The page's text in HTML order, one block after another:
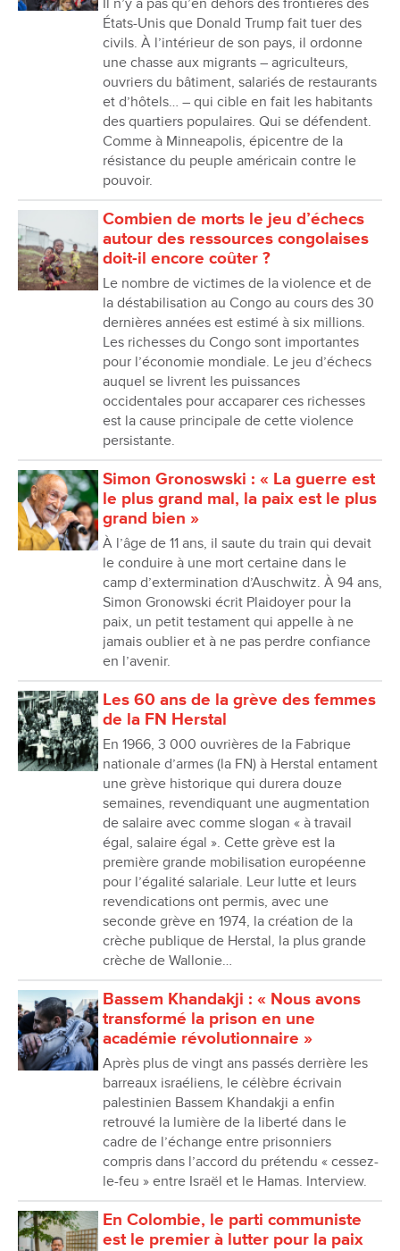
États-Unis que Donald Trump fait tuer des
civils. À l’intérieur de son pays, il ordonne
une chasse aux migrants – agriculteurs,
ouvriers du bâtiment, salariés de restaurants
et d’hôtels… – qui cible en fait les habitants
des quartiers populaires. Qui se défendent.
Comme à Minneapolis, épicentre de la
résistance du peuple américain contre le
pouvoir.
Combien de morts le jeu d’échecs
autour des ressources congolaises
doit-il encore coûter ?
Le nombre de victimes de la violence et de
la déstabilisation au Congo au cours des 30
dernières années est estimé à six millions.
Les richesses du Congo sont importantes
pour l’économie mondiale. Le jeu d’échecs
auquel se livrent les puissances
occidentales pour accaparer ces richesses
est la cause principale de cette violence
persistante.
Simon Gronoswski : « La guerre est
le plus grand mal, la paix est le plus
grand bien »
À l’âge de 11 ans, il saute du train qui devait
le conduire à une mort certaine dans le
camp d’extermination d’Auschwitz. À 94 ans,
Simon Gronowski écrit Plaidoyer pour la
paix, un petit testament qui appelle à ne
jamais oublier et à ne pas perdre confiance
en l’avenir.
Les 60 ans de la grève des femmes
de la FN Herstal
En 1966, 3 000 ouvrières de la Fabrique
nationale d’armes (la FN) à Herstal entament
une grève historique qui durera douze
semaines, revendiquant une augmentation
de salaire avec comme slogan « à travail
égal, salaire égal ». Cette grève est la
première grande mobilisation européenne
pour l’égalité salariale. Leur lutte et leurs
revendications ont permis, avec une
seconde grève en 1974, la création de la
crèche publique de Herstal, la plus grande
crèche de Wallonie…
Bassem Khandakji : « Nous avons
transformé la prison en une
académie révolutionnaire »
Après plus de vingt ans passés derrière les
barreaux israéliens, le célèbre écrivain
palestinien Bassem Khandakji a enfin
retrouvé la lumière de la liberté dans le
cadre de l’échange entre prisonniers
compris dans l’accord du prétendu « cessez-
le-feu » entre Israël et le Hamas. Interview.
En Colombie, le parti communiste
est le premier à lutter pour la paix